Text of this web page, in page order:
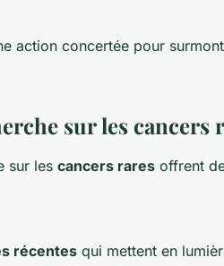
action concertée pour
sur les cancers
sur les cancers rares offrent
récentes qui mettent en